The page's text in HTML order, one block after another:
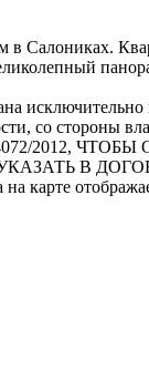
в Салониках.
со стороны
2012,
В
на карте